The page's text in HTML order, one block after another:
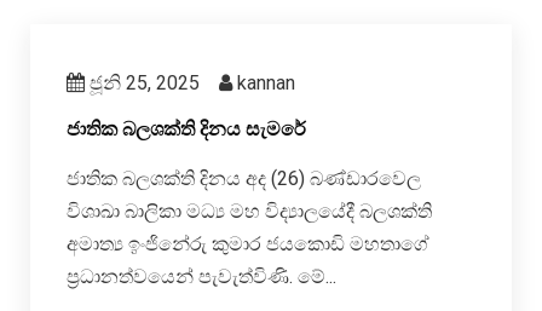
ජූනි 25, 2025 kannan
ජාතික බලශක්ති දිනය සැමරේ
ජාතික බලශක්ති දිනය අද (26) බණ්ඩාරවෙල
විශාඛා බාලිකා මධ්‍ය මහ විද්‍යාලයේදී බලශක්ති
අමාත්‍ය ඉංජිනේරු කුමාර ජයකොඩි මහතාගේ
ප්‍රධානත්වයෙන් පැවැත්විණි. මේ...